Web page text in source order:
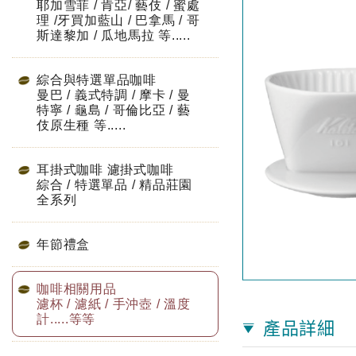
耶加雪菲 / 肯亞/ 藝伎 / 蜜處
理 /牙買加藍山 / 巴拿馬 / 哥
斯達黎加 / 瓜地馬拉 等.....
綜合與特選單品咖啡
曼巴 / 義式特調 / 摩卡 / 曼
特寧 / 龜島 / 哥倫比亞 / 藝
伎原生種 等.....
耳掛式咖啡 濾掛式咖啡
綜合 / 特選單品 / 精品莊園
全系列
年節禮盒
咖啡相關用品
濾杯 / 濾紙 / 手沖壺 / 溫度
計.....等等
產品詳細